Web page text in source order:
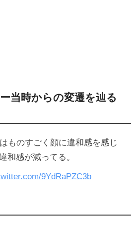
当時からの変遷を辿る
ものすごく顔に違和感を感じ
和感が減ってる。
9YdRaPZC3b